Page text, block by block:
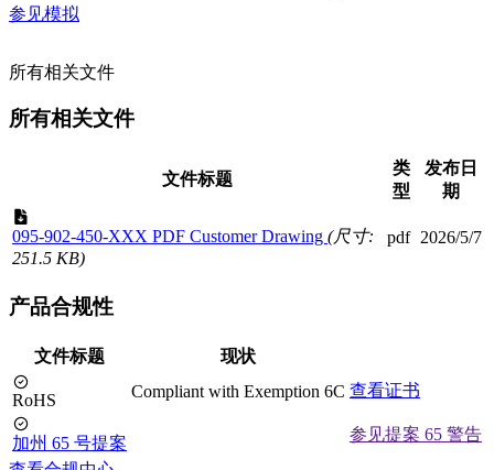
参见模拟
所有相关文件
所有相关文件
文件标题
类
型
发布日
期
095-902-450-XXX PDF Customer Drawing (尺寸:
251.5 KB)
pdf 2026/5/7
产品合规性
文件标题 现状
RoHS Compliant with Exemption 6C 查看证书
加州 65 号提案
参见提案 65 警告